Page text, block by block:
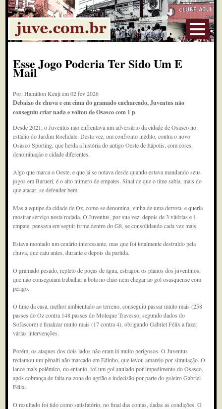
Esse Jogo Poderia Ter Sido Um E
Mail
Por: Hamilton Kenji em 02 fev 2026
Debaixo de chuva e em cima do gramado encharcado, Juventus não
conseguiu criar nada e voltou de Osasco com 1 p
Desde 2021, o Juventus não enfrentava um adversário da cidade de Osasco no
estádio do Jardim Rochdale. Desta vez, um confronto inédito, contra o novo
Osasco Sporting, que herda a história do antigo Oeste de Itápolis, com cores,
denominação e cidade diferentes.
Algo que marca o Oeste, e que já se notava desde quando estava mandando seus
jogos em Barueri, é o alto número de empates. Sinal de que o time sabia, mais do
que atacar, se defender bem.
Mas a equipe da cidade de Oz, como se denomina, vinha de uma derrota, e queria
mostrar serviço nesta rodada. O Juventus, por sua vez, depois de 3 vitórias e 1
empate, pensava em seguir firme dentro do G8, se consolidando cada vez mais.
Estava montado um cenário interessante, mas que foi totalmente destruído pela
chuva, que caiu antes, durante e depois da partida.
O gramado pesado, repleto de poças de água, estragou os planos dos juventinos,
que não conseguiam trabalhar a bola no chão nem chegar ao gol osasquense com
perigo.
O time da casa, melhor ambientado ao terreno, conseguiu passar muito mais (258
passes do Oz contra 148 passes do Moleque Travesso, segundo dados do
Sofascore) e finalizar muito mais (17 contra 4), obrigando Gabriel Félix a fazer
várias intervenções.
Porém, os ataques dos dois lados não eram lá muito perigosos. O Juventus
reclamou um pênalti não marcado em Edinho, que levou amarelo por simulação. O
lance mais polêmico, no entanto, foi um gol anulado por impedimento do Osasco,
após cobrança de falta na zona do agrião e indecisão por parte do goleiro Gabriel
Félix.
O resultado foi tido como satisfatório, no final das contas, dadas as condições. O